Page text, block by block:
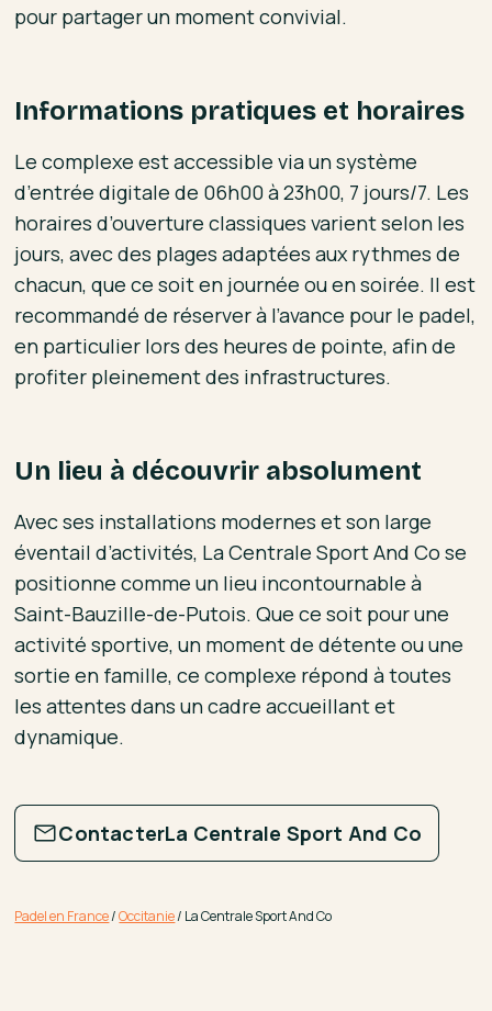
pour partager un moment convivial.
Informations pratiques et horaires
Le complexe est accessible via un système
d’entrée digitale de 06h00 à 23h00, 7 jours/7. Les
horaires d’ouverture classiques varient selon les
jours, avec des plages adaptées aux rythmes de
chacun, que ce soit en journée ou en soirée. Il est
recommandé de réserver à l’avance pour le padel,
en particulier lors des heures de pointe, afin de
profiter pleinement des infrastructures.
Un lieu à découvrir absolument
Avec ses installations modernes et son large
éventail d’activités, La Centrale Sport And Co se
positionne comme un lieu incontournable à
Saint-Bauzille-de-Putois. Que ce soit pour une
activité sportive, un moment de détente ou une
sortie en famille, ce complexe répond à toutes
les attentes dans un cadre accueillant et
dynamique.
ContacterLa Centrale Sport And Co
Padel en France/Occitanie/ La Centrale Sport And Co